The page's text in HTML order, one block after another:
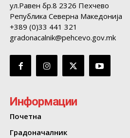
ул.Равен бр.8 2326 Пехчево
Република Северна Македонија
+389 (0)33 441 321
gradonacalnik@pehcevo.gov.mk
Информации
Почетна
Градоначалник